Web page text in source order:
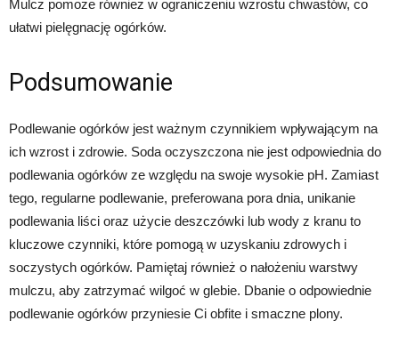
Mulcz pomoże również w ograniczeniu wzrostu chwastów, co
ułatwi pielęgnację ogórków.
Podsumowanie
Podlewanie ogórków jest ważnym czynnikiem wpływającym na
ich wzrost i zdrowie. Soda oczyszczona nie jest odpowiednia do
podlewania ogórków ze względu na swoje wysokie pH. Zamiast
tego, regularne podlewanie, preferowana pora dnia, unikanie
podlewania liści oraz użycie deszczówki lub wody z kranu to
kluczowe czynniki, które pomogą w uzyskaniu zdrowych i
soczystych ogórków. Pamiętaj również o nałożeniu warstwy
mulczu, aby zatrzymać wilgoć w glebie. Dbanie o odpowiednie
podlewanie ogórków przyniesie Ci obfite i smaczne plony.